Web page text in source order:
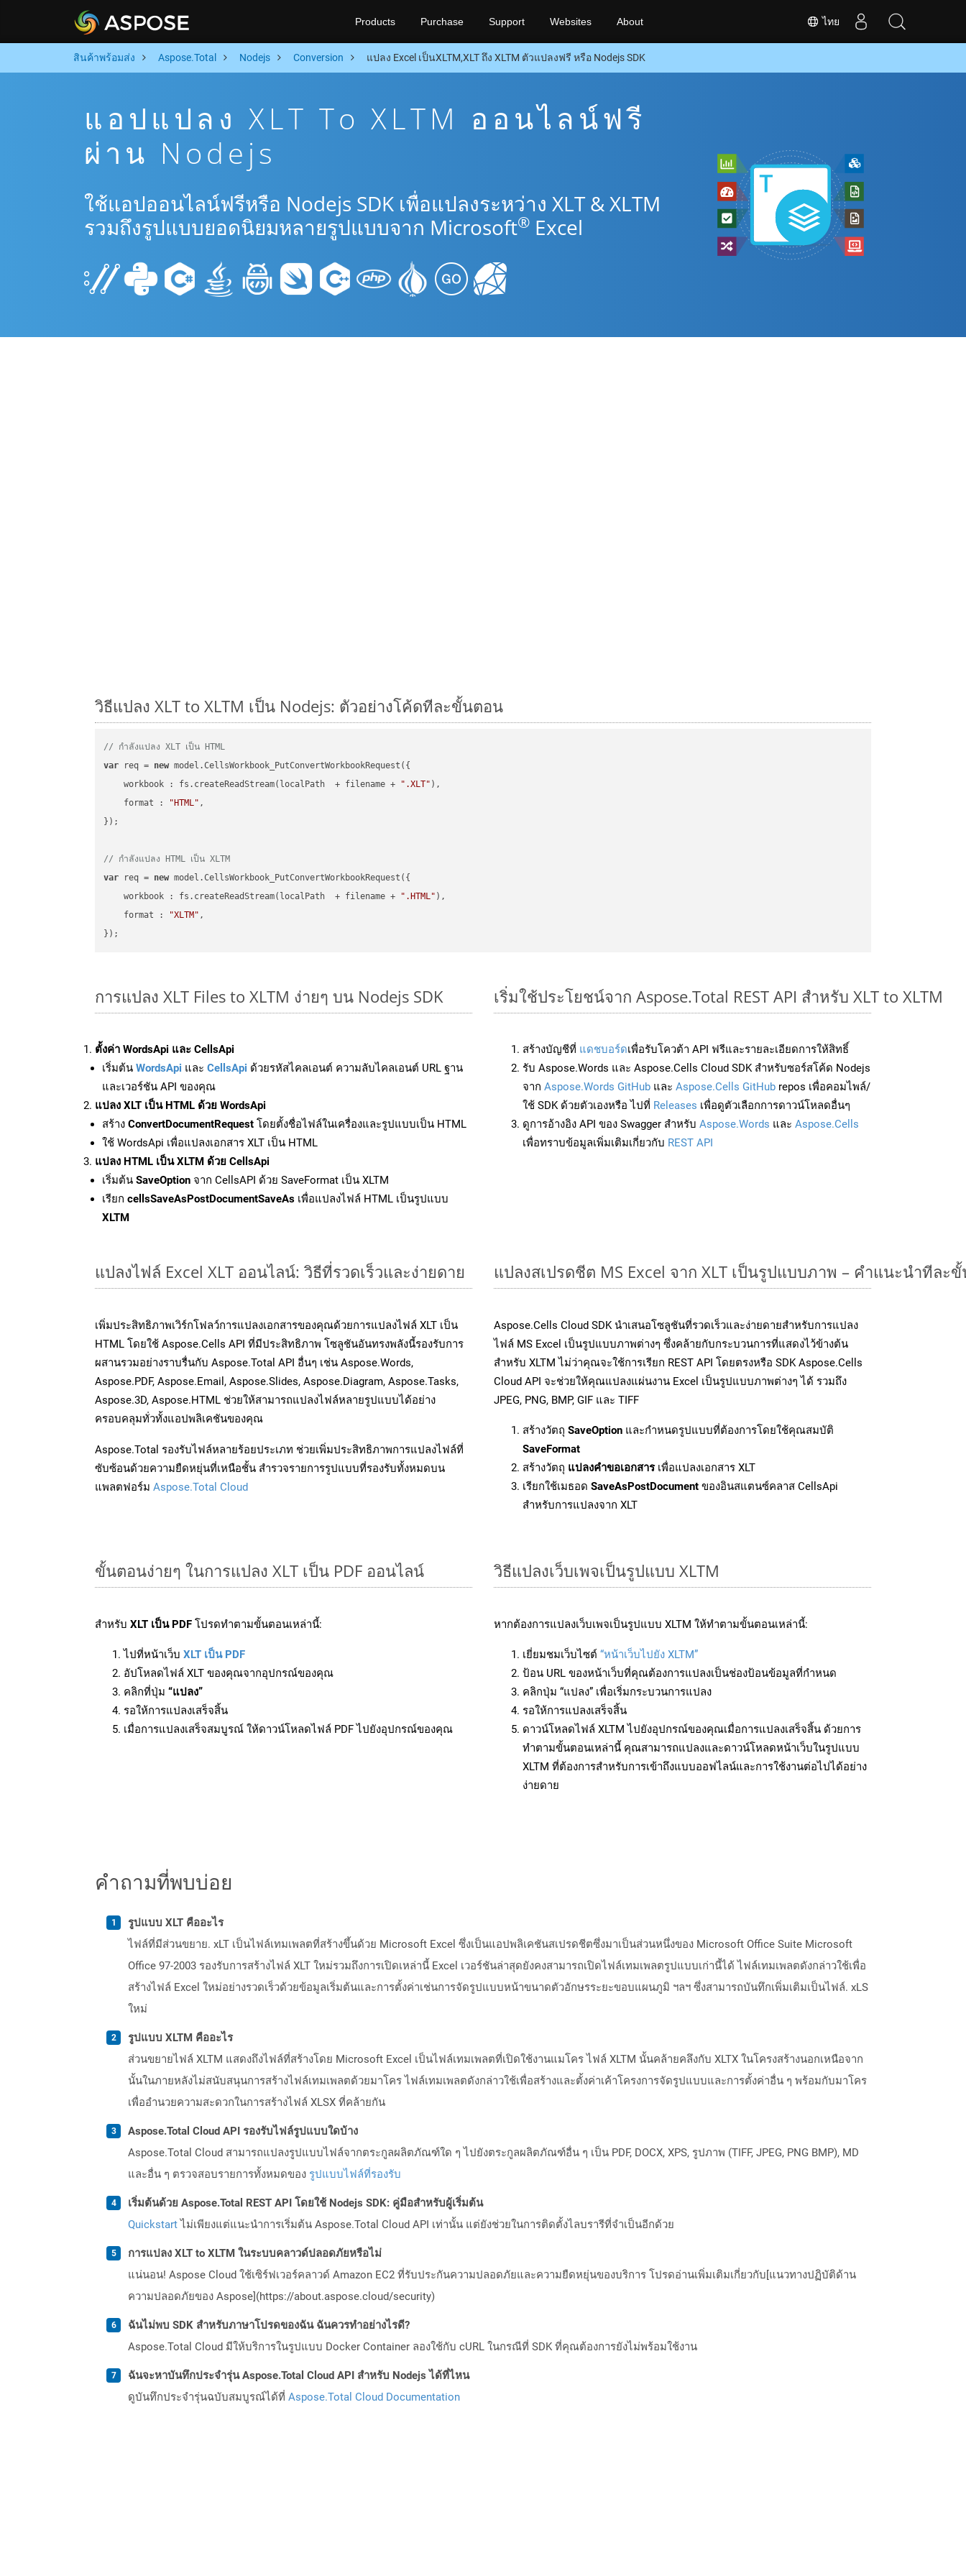
ไทย
Products Purchase Support Websites About
สินค้าพร้อมส่ง Aspose.Total Nodejs Conversion แปลง Excel เป็นXLTM,XLT ถึง XLTM ตัวแปลงฟรี หรือ Nodejs SDK
แอปแปลง XLT To XLTM ออนไลน์ฟรี
ผ่าน Nodejs
ใช้แอปออนไลน์ฟรีหรือ Nodejs SDK เพื่อแปลงระหว่าง XLT & XLTM
รวมถึงรูปแบบยอดนิยมหลายรูปแบบจาก Microsoft® Excel
วิธีแปลง XLT to XLTM เป็น Nodejs: ตัวอย่างโค้ดทีละขั้นตอน
// กำลังแปลง XLT เป็น HTML
var req = new model.CellsWorkbook_PutConvertWorkbookRequest({
workbook : fs.createReadStream(localPath  + filename + ".XLT" ),
format : "HTML" ,
});
// กำลังแปลง HTML เป็น XLTM
var req = new model.CellsWorkbook_PutConvertWorkbookRequest({
workbook : fs.createReadStream(localPath  + filename + ".HTML" ),
format : "XLTM" ,
การแปลง XLT Files to XLTM ง่ายๆ บน Nodejs SDK
ตั้งค่า WordsApi และ CellsApi
เริ่มต้น WordsApi และ CellsApi ด้วยรหัสไคลเอนต์ ความลับไคลเอนต์ URL ฐาน
และเวอร์ชัน API ของคุณ
แปลง XLT เป็น HTML ด้วย WordsApi
สร้าง ConvertDocumentRequest โดยตั้งชื่อไฟล์ในเครื่องและรูปแบบเป็น HTML
ใช้ WordsApi เพื่อแปลงเอกสาร XLT เป็น HTML
แปลง HTML เป็น XLTM ด้วย CellsApi
เริ่มต้น SaveOption จาก CellsAPI ด้วย SaveFormat เป็น XLTM
เรียก cellsSaveAsPostDocumentSaveAs เพื่อแปลงไฟล์ HTML เป็นรูปแบบ
XLTM
เริ่มใช้ประโยชน์จาก Aspose.Total REST API สำหรับ XLT to XLTM
สร้างบัญชีที่ แดชบอร์ดเพื่อรับโควต้า API ฟรีและรายละเอียดการให้สิทธิ์
รับ Aspose.Words และ Aspose.Cells Cloud SDK สำหรับซอร์สโค้ด Nodejs
จาก Aspose.Words GitHub และ Aspose.Cells GitHub repos เพื่อคอมไพล์/
ใช้ SDK ด้วยตัวเองหรือ ไปที่ Releases เพื่อดูตัวเลือกการดาวน์โหลดอื่นๆ
ดูการอ้างอิง API ของ Swagger สำหรับ Aspose.Words และ Aspose.Cells
เพื่อทราบข้อมูลเพิ่มเติมเกี่ยวกับ REST API
แปลงไฟล์ Excel XLT ออนไลน์: วิธีที่รวดเร็วและง่ายดาย
เพิ่มประสิทธิภาพเวิร์กโฟลว์การแปลงเอกสารของคุณด้วยการแปลงไฟล์ XLT เป็น
HTML โดยใช้ Aspose.Cells API ที่มีประสิทธิภาพ โซลูชันอันทรงพลังนี้รองรับการ
ผสานรวมอย่างราบรื่นกับ Aspose.Total API อื่นๆ เช่น Aspose.Words,
Aspose.PDF, Aspose.Email, Aspose.Slides, Aspose.Diagram, Aspose.Tasks,
Aspose.3D, Aspose.HTML ช่วยให้สามารถแปลงไฟล์หลายรูปแบบได้อย่าง
ครอบคลุมทั่วทั้งแอปพลิเคชันของคุณ
Aspose.Total รองรับไฟล์หลายร้อยประเภท ช่วยเพิ่มประสิทธิภาพการแปลงไฟล์ที่
ซับซ้อนด้วยความยืดหยุ่นที่เหนือชั้น สำรวจรายการรูปแบบที่รองรับทั้งหมดบน
แพลตฟอร์ม Aspose.Total Cloud
แปลงสเปรดชีต MS Excel จาก XLT เป็นรูปแบบภาพ – คำแนะนำทีละ
Aspose.Cells Cloud SDK นำเสนอโซลูชันที่รวดเร็วและง่ายดายสำหรับการแปลง
ไฟล์ MS Excel เป็นรูปแบบภาพต่างๆ ซึ่งคล้ายกับกระบวนการที่แสดงไว้ข้างต้น
สำหรับ XLTM ไม่ว่าคุณจะใช้การเรียก REST API โดยตรงหรือ SDK Aspose.Cells
Cloud API จะช่วยให้คุณแปลงแผ่นงาน Excel เป็นรูปแบบภาพต่างๆ ได้ รวมถึง
JPEG, PNG, BMP, GIF และ TIFF
สร้างวัตถุ SaveOption และกำหนดรูปแบบที่ต้องการโดยใช้คุณสมบัติ
SaveFormat
สร้างวัตถุ แปลงคำขอเอกสารเพื่อแปลงเอกสาร XLT
เรียกใช้เมธอด SaveAsPostDocument ของอินสแตนซ์คลาส CellsApi
สำหรับการแปลงจาก XLT
ขั้นตอนง่ายๆ ในการแปลง XLT เป็น PDF ออนไลน์
สำหรับ XLT เป็น PDF โปรดทำตามขั้นตอนเหล่านี้:
ไปที่หน้าเว็บ XLT เป็น PDF
อัปโหลดไฟล์ XLT ของคุณจากอุปกรณ์ของคุณ
คลิกที่ปุ่ม “แปลง”
รอให้การแปลงเสร็จสิ้น
เมื่อการแปลงเสร็จสมบูรณ์ ให้ดาวน์โหลดไฟล์ PDF ไปยังอุปกรณ์ของคุณ
วิธีแปลงเว็บเพจเป็นรูปแบบ XLTM
หากต้องการแปลงเว็บเพจเป็นรูปแบบ XLTM ให้ทำตามขั้นตอนเหล่านี้:
เยี่ยมชมเว็บไซต์ “หน้าเว็บไปยัง XLTM”
ป้อน URL ของหน้าเว็บที่คุณต้องการแปลงเป็นช่องป้อนข้อมูลที่กำหนด
คลิกปุ่ม “แปลง” เพื่อเริ่มกระบวนการแปลง
รอให้การแปลงเสร็จสิ้น
ดาวน์โหลดไฟล์ XLTM ไปยังอุปกรณ์ของคุณเมื่อการแปลงเสร็จสิ้น ด้วยการ
ทำตามขั้นตอนเหล่านี้ คุณสามารถแปลงและดาวน์โหลดหน้าเว็บในรูปแบบ
XLTM ที่ต้องการสำหรับการเข้าถึงแบบออฟไลน์และการใช้งานต่อไปได้อย่าง
ง่ายดาย
คำถามที่พบบ่อย
รูปแบบ XLT คืออะไร
ไฟล์ที่มีส่วนขยาย. xLT เป็นไฟล์เทมเพลตที่สร้างขึ้นด้วย Microsoft Excel ซึ่งเป็นแอปพลิเคชันสเปรดชีตซึ่งมาเป็นส่วนหนึ่งของ Microsoft Office Suite Microsoft
Office 97-2003 รองรับการสร้างไฟล์ XLT ใหม่รวมถึงการเปิดเหล่านี้ Excel เวอร์ชันล่าสุดยังคงสามารถเปิดไฟล์เทมเพลตรูปแบบเก่านี้ได้ ไฟล์เทมเพลตดังกล่าวใช้เพื่อ
สร้างไฟล์ Excel ใหม่อย่างรวดเร็วด้วยข้อมูลเริ่มต้นและการตั้งค่าเช่นการจัดรูปแบบหน้าขนาดตัวอักษรระยะขอบแผนภูมิ ฯลฯ ซึ่งสามารถบันทึกเพิ่มเติมเป็นไฟล์. xLS
ใหม่
รูปแบบ XLTM คืออะไร
ส่วนขยายไฟล์ XLTM แสดงถึงไฟล์ที่สร้างโดย Microsoft Excel เป็นไฟล์เทมเพลตที่เปิดใช้งานแมโคร ไฟล์ XLTM นั้นคล้ายคลึงกับ XLTX ในโครงสร้างนอกเหนือจาก
นั้นในภายหลังไม่สนับสนุนการสร้างไฟล์เทมเพลตด้วยมาโคร ไฟล์เทมเพลตดังกล่าวใช้เพื่อสร้างและตั้งค่าเค้าโครงการจัดรูปแบบและการตั้งค่าอื่น ๆ พร้อมกับมาโคร
เพื่ออำนวยความสะดวกในการสร้างไฟล์ XLSX ที่คล้ายกัน
Aspose.Total Cloud API รองรับไฟล์รูปแบบใดบ้าง
Aspose.Total Cloud สามารถแปลงรูปแบบไฟล์จากตระกูลผลิตภัณฑ์ใด ๆ ไปยังตระกูลผลิตภัณฑ์อื่น ๆ เป็น PDF, DOCX, XPS, รูปภาพ (TIFF, JPEG, PNG BMP), MD
และอื่น ๆ ตรวจสอบรายการทั้งหมดของ รูปแบบไฟล์ที่รองรับ
เริ่มต้นด้วย Aspose.Total REST API โดยใช้ Nodejs SDK: คู่มือสำหรับผู้เริ่มต้น
Quickstartไม่เพียงแต่แนะนำการเริ่มต้น Aspose.Total Cloud API เท่านั้น แต่ยังช่วยในการติดตั้งไลบรารีที่จำเป็นอีกด้วย
การแปลง XLT to XLTM ในระบบคลาวด์ปลอดภัยหรือไม่
แน่นอน! Aspose Cloud ใช้เซิร์ฟเวอร์คลาวด์ Amazon EC2 ที่รับประกันความปลอดภัยและความยืดหยุ่นของบริการ โปรดอ่านเพิ่มเติมเกี่ยวกับ[แนวทางปฏิบัติด้าน
ความปลอดภัยของ Aspose](https://about.aspose.cloud/security)
ฉันไม่พบ SDK สำหรับภาษาโปรดของฉัน ฉันควรทำอย่างไรดี?
Aspose.Total Cloud มีให้บริการในรูปแบบ Docker Container ลองใช้กับ cURL ในกรณีที่ SDK ที่คุณต้องการยังไม่พร้อมใช้งาน
ฉันจะหาบันทึกประจำรุ่น Aspose.Total Cloud API สำหรับ Nodejs ได้ที่ไหน
ดูบันทึกประจำรุ่นฉบับสมบูรณ์ได้ที่ Aspose.Total Cloud Documentation